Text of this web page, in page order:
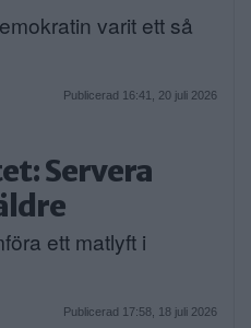
varit ett så
Publicerad 16:41, 20 juli 2026
Servera
ett matlyft i
Publicerad 17:58, 18 juli 2026